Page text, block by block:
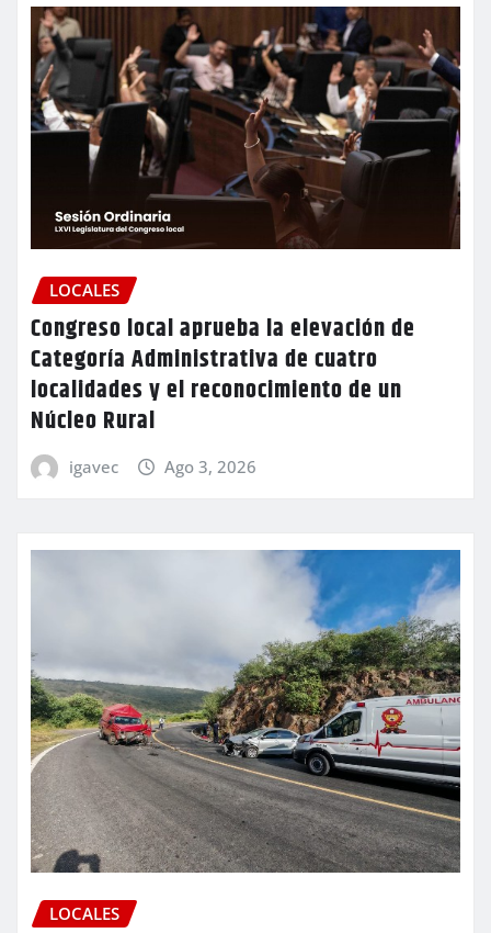
LOCALES
Congreso local aprueba la elevación de
Categoría Administrativa de cuatro
localidades y el reconocimiento de un
Núcleo Rural
igavec Ago 3, 2026
LOCALES